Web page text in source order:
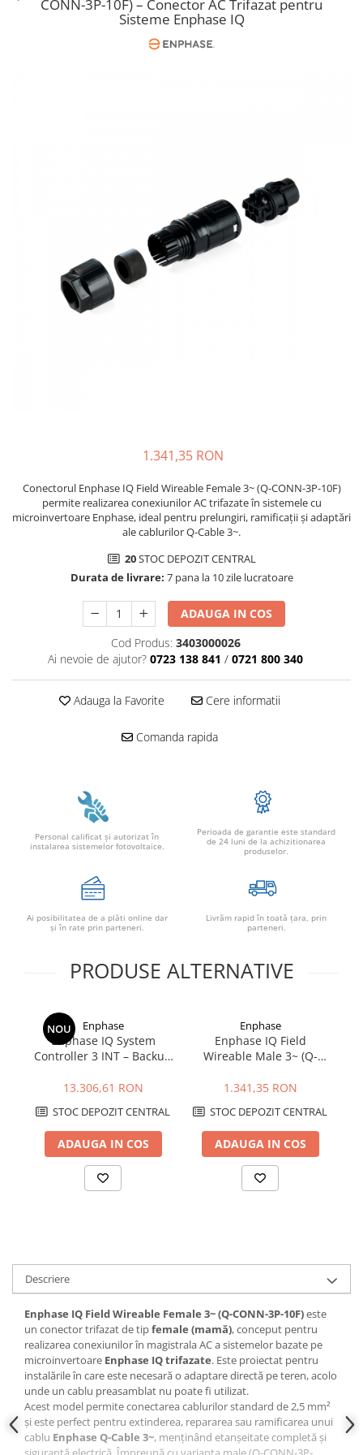
Cabluri semnalizare si control
CONN-3P-10F) – Conector AC Trifazat pentru
Sisteme Enphase IQ
1.341,35 RON
Conectorul Enphase IQ Field Wireable Female 3~ (Q-CONN-3P-10F)
permite realizarea conexiunilor AC trifazate în sistemele cu
microinvertoare Enphase, ideal pentru prelungiri, ramificații și adaptări
ale cablurilor Q-Cable 3~.
20STOC DEPOZIT CENTRAL
Durata de livrare: 7 pana la 10 zile lucratoare
ADAUGA IN COS
Cod Produs: 3403000026
Ai nevoie de ajutor? 0723 138 841 / 0721 800 340
Adauga la Favorite Cere informatii
Comanda rapida
Personal calificat şi autorizat în
instalarea sistemelor fotovoltaice.
Perioada de garantie este standard
de 24 luni de la achizitionarea
produselor.
Ai posibilitatea de a plăti online dar
şi în rate prin parteneri.
Livrăm rapid în toată țara, prin
parteneri.
PRODUSE ALTERNATIVE
NOU Enphase
Enphase IQ System
Controller 3 INT – Backup
Battery 5P si Sisteme PV
13.306,61 RON
STOC DEPOZIT CENTRAL
ADAUGA IN COS
Enphase
Enphase IQ Field
Wireable Male 3~ (Q-
Conector AC Trifazat
Enphase
1.341,35 RON
STOC DEPOZIT CENTRAL
ADAUGA IN COS
Descriere
Enphase IQ Field Wireable Female 3~ (Q-CONN-3P-10F)este
un conector trifazat de tipfemale (mamă), conceput pentru
realizarea conexiunilor în magistrala AC a sistemelor bazate pe
microinvertoare Enphase IQ trifazate. Este proiectat pentru
instalările în care este necesară o adaptare directă pe teren, acolo
unde un cablu preasamblat nu poate fi utilizat.
Acest model permite conectarea cablurilor standard de 2,5 mm²
și este perfect pentru extinderea, repararea sau ramificarea unui
cablu Enphase Q-Cable 3~, menținând etanșeitate completă și